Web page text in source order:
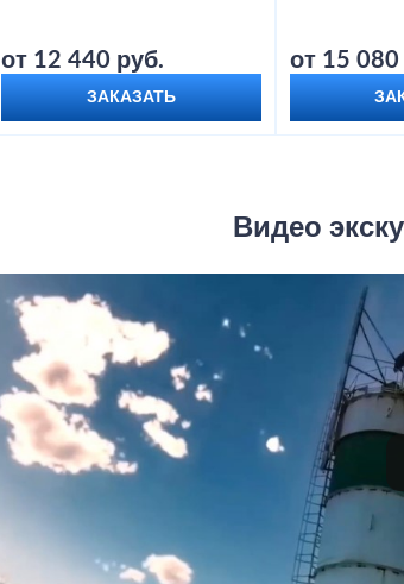
от 12 440 руб.
ЗАКАЗАТЬ
от 15 080
Видео